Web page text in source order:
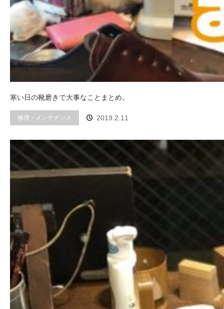
寒い日の靴磨きで大事なことまとめ。
修理・メンテナンス 2019.2.11